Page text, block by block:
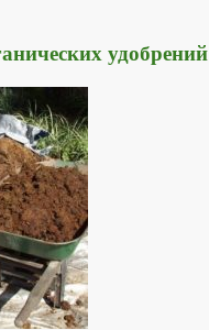
удобрений